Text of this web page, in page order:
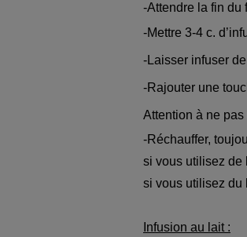
-Attendre la fin du
-Mettre 3-4 c.
-Laisser infuser
-Rajouter une
Attention à ne
-Réchauffer,
si vous utilisez de
si vous utilisez du
Infusion au lait :